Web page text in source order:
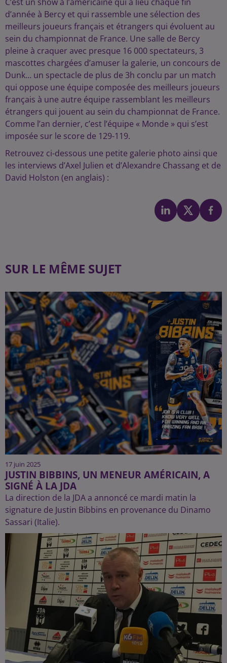
d’année à Bercy et qui rassemble une sélection des
meilleurs joueurs français et étrangers qui évoluent au
sein du championnat de France. Une salle de Bercy
pleine à craquer avec presque 16 000 spectateurs, 3
mascottes chargées d’amuser la galerie, un concours de
Dunk… un spectacle de plus de 3h conclu par un match
qui oppose une équipe composée des meilleurs joueurs
français à une autre équipe rassemblant les meilleurs
étrangers qui jouent au sein du championnat de France.
Comme l’an dernier, c’est l’équipe « Monde » qui s’est
imposée sur le score de 129-119.
Retrouvez ci-dessous une petite galerie photo ainsi que
les interviews d’Axel Julien et d’Alexandre Chassang et de
David Holston (en anglais) :
SUR LE MÊME SUJET
17 juin 2025
JUSTIN BIBBINS, UN MENEUR AMÉRICAIN, A
SIGNÉ À LA JDA
La direction de la JDA a annoncé ce mardi matin la
signature de Justin Bibbins en provenance du Dinamo
Sassari (Italie).